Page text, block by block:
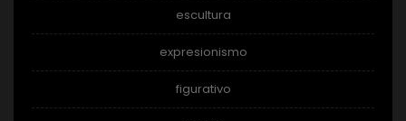
escultura
expresionismo
figurativo